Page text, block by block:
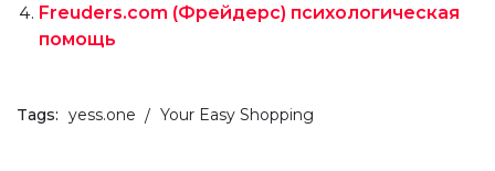
Freuders.com (Фрейдерс) психологическая
помощь
Tags: yess.one Your Easy Shopping